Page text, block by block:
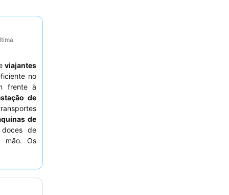
viajantes
no
frente à
de
de
de
mão. Os
para